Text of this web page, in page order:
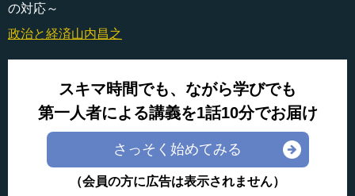
の対応～
政治と経済山内昌之
スキマ時間でも、ながら学びでも
第一人者による講義を1話10分でお届け
さっそく始めてみる
（会員の方に広告は表示されません）